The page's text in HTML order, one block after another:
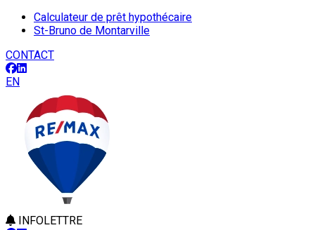
Calculateur de prêt hypothécaire
St-Bruno de Montarville
CONTACT
EN
INFOLETTRE